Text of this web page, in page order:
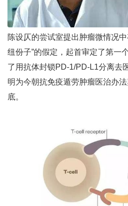
陈设仄的尝试室提出肿瘤微情况
纽份子”的假定，起首审定了第一
了用抗体封锁PD-1/PD-L1分离去
明为今朝抗免疫遁劳肿瘤医治办
底。